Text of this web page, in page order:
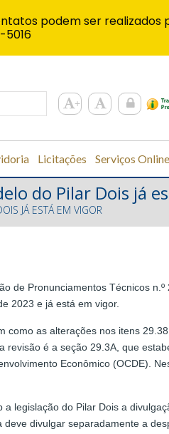
Licitações Serviços Online
do Pilar Dois já
JÁ ESTÁ EM VIGOR
de Pronunciamentos Técnicos
2023 e já está em vigor.
as alterações nos itens 29.38
é a seção 29.3A, que
Econômico (OCDE).
legislação do Pilar Dois a
divulgar separadamente a
podem ser realizados
5016